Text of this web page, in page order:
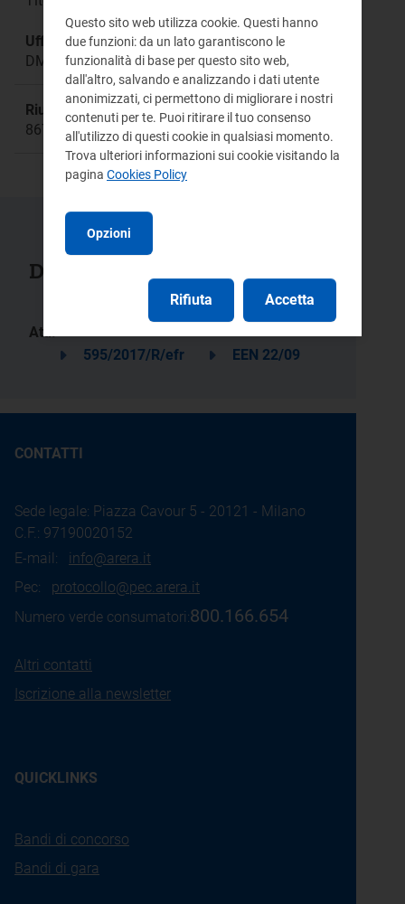
Ufficio responsabile:
DMEG Direzione Mercati
Riunione:
867
Documenti collegati
Atti:
595/2017/R/efr
EEN 22/09
CONTATTI
Sede legale: Piazza Cavour 5 - 20121 - Milano
C.F.: 97190020152
E-mail: info@arera.it
Pec: protocollo@pec.arera.it
Numero verde consumatori:800.166.654
Altri contatti
Iscrizione alla newsletter
QUICKLINKS
Bandi di concorso
Bandi di gara
Questo sito web utilizza cookie. Questi hanno
due funzioni: da un lato garantiscono le
funzionalità di base per questo sito web,
dall'altro, salvando e analizzando i dati utente
anonimizzati, ci permettono di migliorare i nostri
contenuti per te. Puoi ritirare il tuo consenso
all'utilizzo di questi cookie in qualsiasi momento.
Trova ulteriori informazioni sui cookie visitando la
pagina Cookies Policy
Opzioni
Rifiuta Accetta